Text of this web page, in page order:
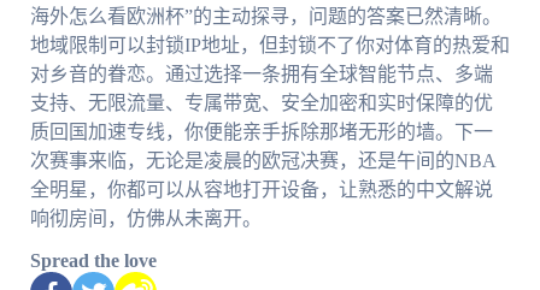
海外怎么看欧洲杯”的主动探寻，问题的答案已然清晰。
地域限制可以封锁IP地址，但封锁不了你对体育的热爱和
对乡音的眷恋。通过选择一条拥有全球智能节点、多端
支持、无限流量、专属带宽、安全加密和实时保障的优
质回国加速专线，你便能亲手拆除那堵无形的墙。下一
次赛事来临，无论是凌晨的欧冠决赛，还是午间的NBA
全明星，你都可以从容地打开设备，让熟悉的中文解说
响彻房间，仿佛从未离开。
Spread the love